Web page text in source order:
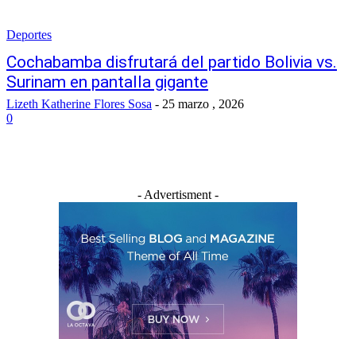
Deportes
Cochabamba disfrutará del partido Bolivia vs.
Surinam en pantalla gigante
Lizeth Katherine Flores Sosa - 25 marzo , 2026
0
- Advertisment -